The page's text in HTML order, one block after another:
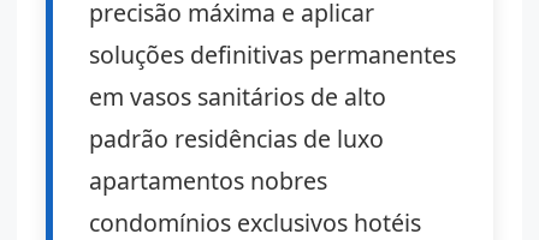
precisão máxima e aplicar
soluções definitivas permanentes
em vasos sanitários de alto
padrão residências de luxo
apartamentos nobres
condomínios exclusivos hotéis